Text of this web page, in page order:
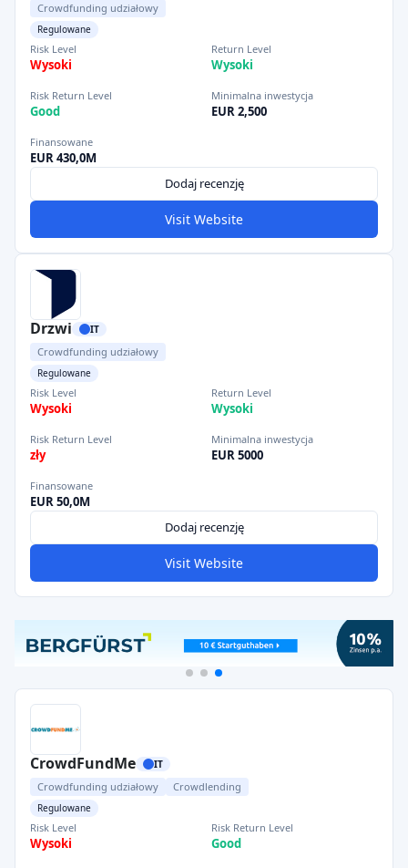
Crowdfunding udziałowy
Regulowane
Risk Level
Wysoki
Return Level
Wysoki
Risk Return Level
Good
Minimalna inwestycja
EUR 2,500
Finansowane
EUR 430,0M
Dodaj recenzję
Visit Website
Drzwi IT
Crowdfunding udziałowy
Regulowane
Risk Level
Wysoki
Return Level
Wysoki
Risk Return Level
zły
Minimalna inwestycja
EUR 5000
Finansowane
EUR 50,0M
Dodaj recenzję
Visit Website
CrowdFundMe IT
Crowdfunding udziałowy Crowdlending
Regulowane
Risk Level
Wysoki
Risk Return Level
Good